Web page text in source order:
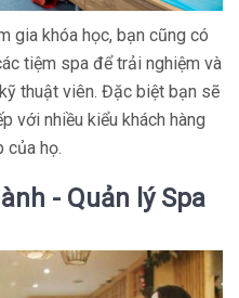
gia khóa học, bạn cũng có
tiệm spa để trải nghiệm và
thuật viên. Đặc biệt bạn sẽ
với nhiều kiểu khách hàng
của họ.
- Quản lý Spa